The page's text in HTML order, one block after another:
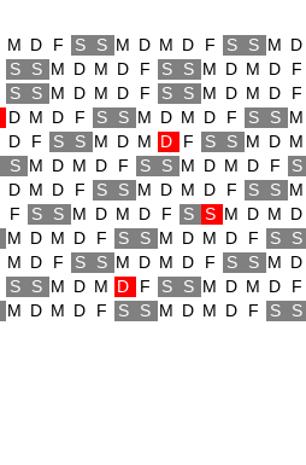
M D F S S M D M D F S S M D
S S M D M D F S S M D M D F
S S M D M D F S S M D M D F
D M D F S S M D M D F S S M
D F S S M D M D F S S M D M
S M D M D F S S M D M D F S
D M D F S S M D M D F S S M
F S S M D M D F S S M D M D
M D M D F S S M D M D F S S
M D F S S M D M D F S S M D
S S M D M D F S S M D M D F
M D M D F S S M D M D F S S